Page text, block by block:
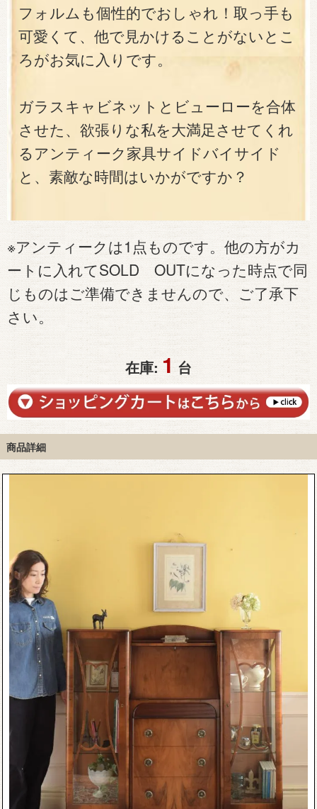
フォルムも個性的でおしゃれ！取っ手も
可愛くて、他で見かけることがないとこ
ろがお気に入りです。
ガラスキャビネットとビューローを合体
させた、欲張りな私を大満足させてくれ
るアンティーク家具サイドバイサイド
と、素敵な時間はいかがですか？
※アンティークは1点ものです。他の方がカ
ートに入れてSOLD OUTになった時点で同
じものはご準備できませんので、ご了承下
さい。
在庫: 1 台
商品詳細